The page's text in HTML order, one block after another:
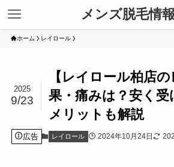
メンズ脱毛情
ホーム レイロール
【レイロール柏店
果・痛みは？安く
メリットも解説
2025
9/23
広告 レイロール 2024年10月24日